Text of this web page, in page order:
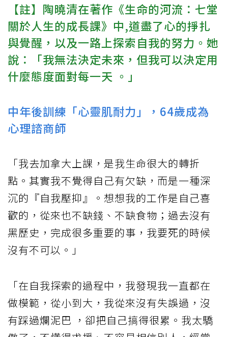
【註】陶曉清在著作《生命的河流：七堂
關於人生的成長課》中,道盡了心的掙扎
與覺醒，以及一路上探索自我的努力。她
說：「我無法決定未來，但我可以決定用
什麼態度面對每一天 。」
中年後訓練「心靈肌耐力」，64歲成為
心理諮商師
「我去加拿大上課，是我生命很大的轉折
點。其實我不覺得自己有欠缺，而是一種深
沉的『自我壓抑』。想想我的工作是自己喜
歡的，從來也不缺錢、不缺食物；過去沒有
黑歷史，完成很多重要的事，我要死的時候
沒有不可以。」
「在自我探索的過程中，我發現我一直都在
做模範，從小到大，我從來沒有失誤過，沒
有踩過爛泥巴 ，卻把自己搞得很累。我太驕